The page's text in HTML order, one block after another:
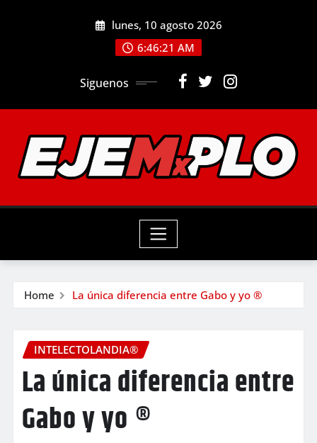
lunes, 10 agosto 2026
6:46:23 AM
Siguenos
Home La única diferencia entre Gabo y yo ®
INTELECTOLANDIA®
La única diferencia entre
Gabo y yo ®